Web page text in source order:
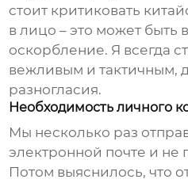
стоит критиковать
в лицо – это может быть
оскорбление. Я всегда
вежливым и тактичным,
разногласия.
Необходимость личного
Мы несколько раз
электронной почте и не
Потом выяснилось, что